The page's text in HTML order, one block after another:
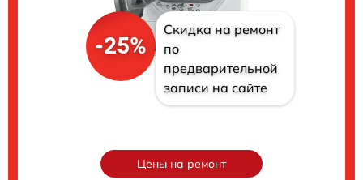
-25%
Скидка на ремонт
по
предварительной
записи на сайте
Цены на ремонт